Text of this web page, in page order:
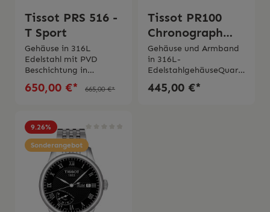
Tissot PRS 516 -
T Sport
Gehäuse in 316L
Edelstahl mit PVD
Beschichtung in
schwarzQuarzwerk
EOL Wasserdichtigkeit
KarbonlünetteKratzfest
es Saphirglas mit
Entspiegelungsbeschich
tung30-Minuten- und
Zehntelsekunden-
ZählerZentraler 60-
Sekunden-
ChronographenzeigerA
650,00 €* 665,00 €*
Tissot PR100
Chronograph
Blue
Gehäuse und Armband
in 316L-
EdelstahlgehäuseQuarz
werkZifferblatt in Blau
Wasserdichtigkeit bis zu
445,00 €*
9.26%
Sonderangebot